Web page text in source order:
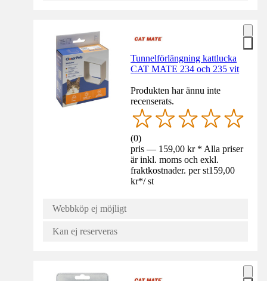
Tunnelförlängning kattlucka
CAT MATE 234 och 235 vit
Produkten har ännu inte
recenserats.
(0)
pris — 159,00 kr * Alla priser
är inkl. moms och exkl.
fraktkostnader. per st159,00
kr*/ st
Webbköp ej möjligt
Kan ej reserveras